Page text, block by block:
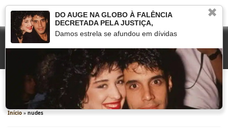
nudes
Início » nudes
✖
DO AUGE NA GLOBO À FALÊNCIA
DECRETADA PELA JUSTIÇA,
Damos estrela se afundou em dívidas